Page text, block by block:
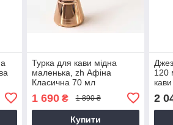
Турка для кави мідна
маленька, zh Афіна
Класична 70 мл
1 690₴ 1 890 ₴
Купити
120
2